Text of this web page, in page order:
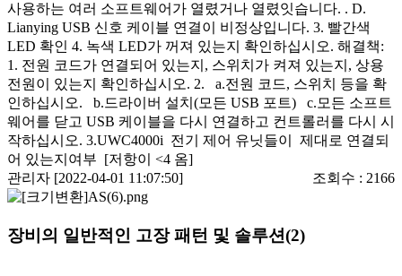
사용하는 여러 소프트웨어가 열렸거나 열렸잇습니다. . D.
Lianying USB 신호 케이블 연결이 비정상입니다. 3. 빨간색
LED 확인 4. 녹색 LED가 꺼져 있는지 확인하십시오. 해결책:
1. 전원 코드가 연결되어 있는지, 스위치가 켜져 있는지, 상용
전원이 있는지 확인하십시오. 2. a.전원 코드, 스위치 등을 확
인하십시오. b.드라이버 설치(모든 USB 포트) c.모든 소프트
웨어를 닫고 USB 케이블을 다시 연결하고 컨트롤러를 다시 시
작하십시오. 3.UWC4000i 전기 제어 유닛들이 제대로 연결되
어 있는지여부 [저항이 <4 옴]
관리자 [2022-04-01 11:07:50]
조회수 : 2166
장비의 일반적인 고장 패턴 및 솔루션(2)